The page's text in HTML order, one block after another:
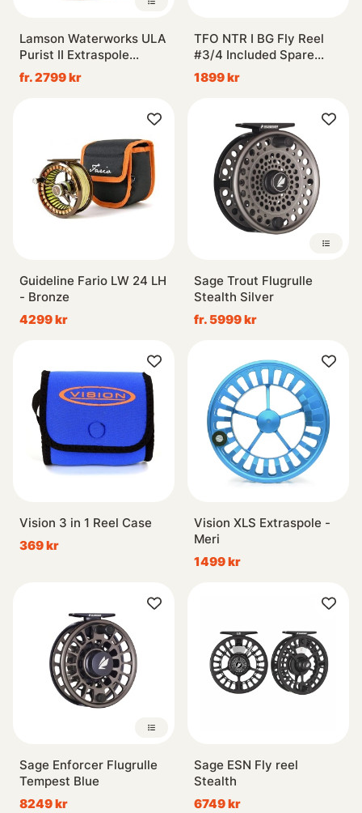
Lamson Waterworks ULA
Purist II Extraspole
Whiskey
fr. 2799 kr
TFO NTR I BG Fly Reel
#3/4 Included Spare
Spool
1899 kr
Guideline Fario LW 24 LH
- Bronze
4299 kr
Sage Trout Flugrulle
Stealth Silver
fr. 5999 kr
Vision 3 in 1 Reel Case
369 kr
Vision XLS Extraspole -
Meri
1499 kr
Sage Enforcer Flugrulle
Tempest Blue
8249 kr
Sage ESN Fly reel
Stealth
6749 kr